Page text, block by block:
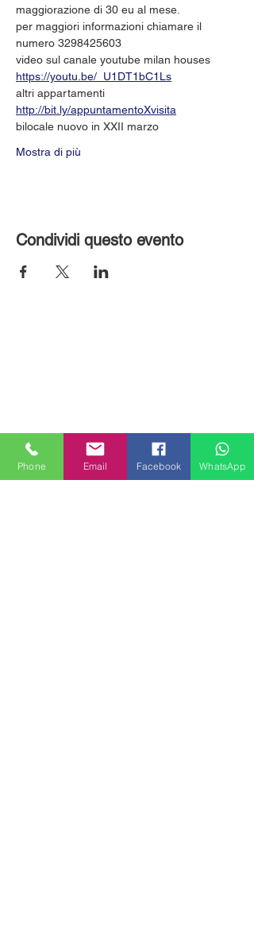
maggiorazione di 30 eu al mese.
per maggiori informazioni chiamare il
numero 3298425603
video sul canale youtube milan houses
https://youtu.be/_U1DT1bC1Ls
altri appartamenti
http://bit.ly/appuntamentoXvisita
bilocale nuovo in XXII marzo
Mostra di più
Condividi questo evento
Phone Email Facebook WhatsApp